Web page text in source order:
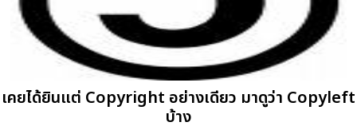
เคยได้ยินแต่ Copyright อย่างเดียว มาดูว่า Copyleft
บ้าง